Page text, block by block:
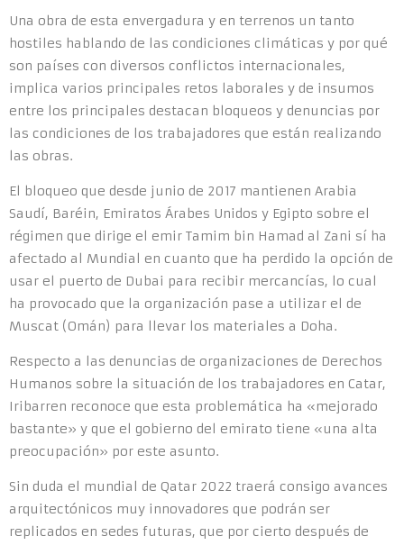
Una obra de esta envergadura y en terrenos un tanto
hostiles hablando de las condiciones climáticas y por qué
son países con diversos conflictos internacionales,
implica varios principales retos laborales y de insumos
entre los principales destacan bloqueos y denuncias por
las condiciones de los trabajadores que están realizando
las obras.
El bloqueo que desde junio de 2017 mantienen Arabia
Saudí, Baréin, Emiratos Árabes Unidos y Egipto sobre el
régimen que dirige el emir Tamim bin Hamad al Zani sí ha
afectado al Mundial en cuanto que ha perdido la opción de
usar el puerto de Dubai para recibir mercancías, lo cual
ha provocado que la organización pase a utilizar el de
Muscat (Omán) para llevar los materiales a Doha.
Respecto a las denuncias de organizaciones de Derechos
Humanos sobre la situación de los trabajadores en Catar,
Iribarren reconoce que esta problemática ha «mejorado
bastante» y que el gobierno del emirato tiene «una alta
preocupación» por este asunto.
Sin duda el mundial de Qatar 2022 traerá consigo avances
arquitectónicos muy innovadores que podrán ser
replicados en sedes futuras, que por cierto después de